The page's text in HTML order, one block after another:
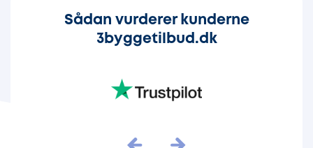
Sådan vurderer kunderne
3byggetilbud.dk